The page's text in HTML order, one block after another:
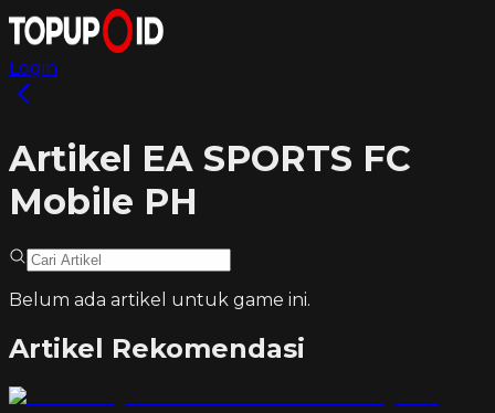
Login
Artikel EA SPORTS FC
Mobile PH
Belum ada artikel untuk game ini.
Artikel Rekomendasi